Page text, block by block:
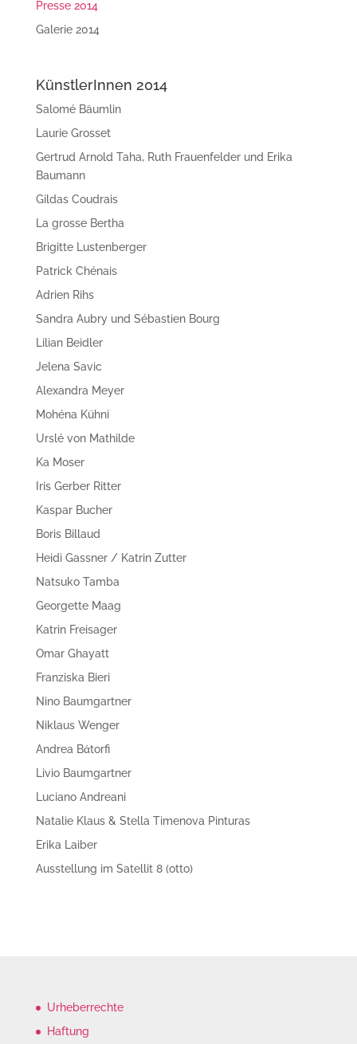
Presse 2014
Galerie 2014
KünstlerInnen 2014
Salomé Bäumlin
Laurie Grosset
Gertrud Arnold Taha, Ruth Frauenfelder und Erika
Baumann
Gildas Coudrais
La grosse Bertha
Brigitte Lustenberger
Patrick Chénais
Adrien Rihs
Sandra Aubry und Sébastien Bourg
Lilian Beidler
Jelena Savic
Alexandra Meyer
Mohéna Kühni
Urslé von Mathilde
Ka Moser
Iris Gerber Ritter
Kaspar Bucher
Boris Billaud
Heidi Gassner / Katrin Zutter
Natsuko Tamba
Georgette Maag
Katrin Freisager
Omar Ghayatt
Franziska Bieri
Nino Baumgartner
Niklaus Wenger
Andrea Bάtorfi
Livio Baumgartner
Luciano Andreani
Natalie Klaus & Stella Timenova Pinturas
Erika Laiber
Ausstellung im Satellit 8 (otto)
Urheberrechte
Haftung